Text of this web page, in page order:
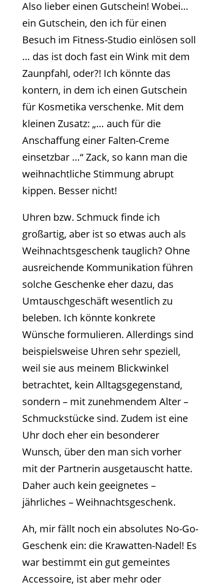
Also lieber einen Gutschein! Wobei…
ein Gutschein, den ich für einen
Besuch im Fitness-Studio einlösen soll
… das ist doch fast ein Wink mit dem
Zaunpfahl, oder?! Ich könnte das
kontern, in dem ich einen Gutschein
für Kosmetika verschenke. Mit dem
kleinen Zusatz: „… auch für die
Anschaffung einer Falten-Creme
einsetzbar …“ Zack, so kann man die
weihnachtliche Stimmung abrupt
kippen. Besser nicht!
Uhren bzw. Schmuck finde ich
großartig, aber ist so etwas auch als
Weihnachtsgeschenk tauglich? Ohne
ausreichende Kommunikation führen
solche Geschenke eher dazu, das
Umtauschgeschäft wesentlich zu
beleben. Ich könnte konkrete
Wünsche formulieren. Allerdings sind
beispielsweise Uhren sehr speziell,
weil sie aus meinem Blickwinkel
betrachtet, kein Alltagsgegenstand,
sondern – mit zunehmendem Alter –
Schmuckstücke sind. Zudem ist eine
Uhr doch eher ein besonderer
Wunsch, über den man sich vorher
mit der Partnerin ausgetauscht hatte.
Daher auch kein geeignetes –
jährliches – Weihnachtsgeschenk.
Ah, mir fällt noch ein absolutes No-Go-
Geschenk ein: die Krawatten-Nadel! Es
war bestimmt ein gut gemeintes
Accessoire, ist aber mehr oder